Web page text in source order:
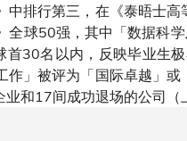
排行第三，在《泰晤士
球50强，其中「数据科
30名以内，反映毕业生
」被评为「国际卓越」
和17间成功退场的公司（